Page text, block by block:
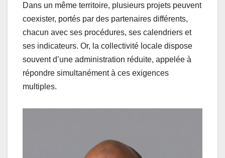
Dans un même territoire, plusieurs projets peuvent
coexister, portés par des partenaires différents,
chacun avec ses procédures, ses calendriers et
ses indicateurs. Or, la collectivité locale dispose
souvent d’une administration réduite, appelée à
répondre simultanément à ces exigences
multiples.